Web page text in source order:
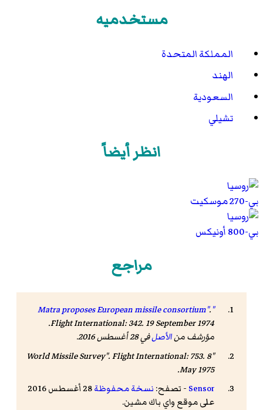
مستخدميه
المملكة المتحدة
الهند
السعودية
تشيلي
انظر أيضاً
بي-270 موسكيت
بي-800 أونيكس
مراجع
"Matra proposes European missile consortium"
.
Flight International
: 342. 19 September 1974.
مؤرشف منالأصلفي 28 أغسطس 2016.
"World Missile Survey".
Flight International: 753. 8
May 1975.
Sensor - تصفح: نسخة محفوظة
28 أغسطس 2016
على موقع واي باك مشين.